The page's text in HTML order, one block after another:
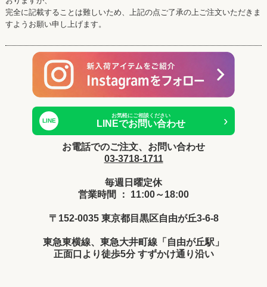
完全に記載することは難しいため、上記の点ご了承の上ご注文いただきま
すようお願い申し上げます。
LINE
お気軽にご相談ください
LINEでお問い合わせ ›
お電話でのご注文、お問い合わせ
03-3718-1711
毎週日曜定休
営業時間 ： 11:00～18:00
〒152-0035 東京都目黒区自由が丘3-6-8
東急東横線、東急大井町線「自由が丘駅」
正面口より徒歩5分 すずかけ通り沿い